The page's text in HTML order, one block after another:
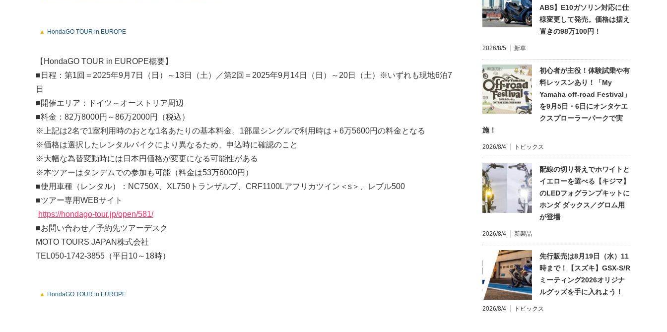
HondaGO TOUR in EUROPE
【HondaGO TOUR in EUROPE概要】
■日程：第1回＝2025年9月7日（日）～13日（土）／第2回＝2025年9月14日（日）～20日（土）※いずれも現地6泊7
日
■開催エリア：ドイツ～オーストリア周辺
■料金：82万8000円～86万2000円（税込）
※上記は2名で1室利用時のおとな1名あたりの基本料金。1部屋シングルで利用時は＋6万5600円の料金となる
※価格は選択したレンタルバイクにより異なるため、申込時に確認のこと
※大幅な為替変動時には日本円価格が変更になる可能性がある
※本ツアーはタンデムでの参加も可能（料金は53万6000円）
■使用車種（レンタル）：NC750X、XL750トランザルプ、CRF1100Lアフリカツイン＜s＞、レブル500
■ツアー専用WEBサイト
https://hondago-tour.jp/open/581/
■お問い合わせ／予約先ツアーデスク
MOTO TOURS JAPAN株式会社
TEL050‐1742‐3855（平日10～18時）
HondaGO TOUR in EUROPE
ABS】E10ガソリン対応に仕
様変更して発売。価格は据え
置きの98万100円！
2026/8/5 新車
初心者が主役！体験試乗や有
料レッスンあり！「My
Yamaha off-road Festival」
を9月5日・6日にオンタケエ
クスプローラーパークで実
施！
2026/8/4 トピックス
配線の切り替えでホワイトと
イエローを選べる【キジマ】
のLEDフォグランプキットに
ホンダ ダックス／グロム用
が登場
2026/8/4 新製品
先行販売は8月19日（水）11
時まで！【スズキ】GSX-S/R
ミーティング2026オリジナ
ルグッズを手に入れよう！
2026/8/4 トピックス